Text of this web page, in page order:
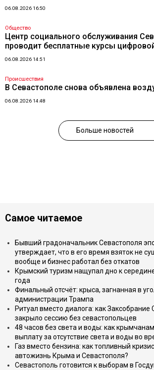
06.08.2026 16:50
Общество
Центр социального обслуживания
проводит бесплатные курсы
06.08.2026 14:51
Происшествия
В Севастополе снова объявлена
06.08.2026 14:48
Больше новостей
Самое читаемое
Бывший градоначальник Севастополя
утверждает, что в его время взяток не
вообще и бизнес работал без откатов
Крымский туризм нащупал дно к
года
Финальный отсчёт: крыса, загнанная в
администрации Трампа
Ритуал вместо диалога: как Заксобрание
закрыло сессию без севастопольцев
48 часов без света и воды: как
выплату за отсутствие света и воды во
Газ вместо бензина: как топливный
автожизнь Крыма и Севастополя?
Севастополь готовится к выборам в